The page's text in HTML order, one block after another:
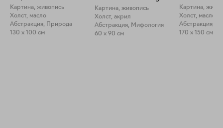
Картина, живопись
Холст, масло
Абстракция, Природа
130 x 100 см
Картина, живопись
Холст, акрил
Абстракция, Мифология
60 x 90 см
Картина,
Холст, масло
Абстракция,
170 x 150 см